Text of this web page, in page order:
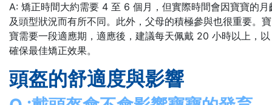
A: 矯正時間大約需要 4 至 6 個月，但實際時間會因寶寶的月
及頭型狀況而有所不同。此外，父母的積極參與也很重要。寶
寶需要一段適應期，適應後，建議每天佩戴 20 小時以上，以
確保最佳矯正效果。
頭盔的舒適度與影響